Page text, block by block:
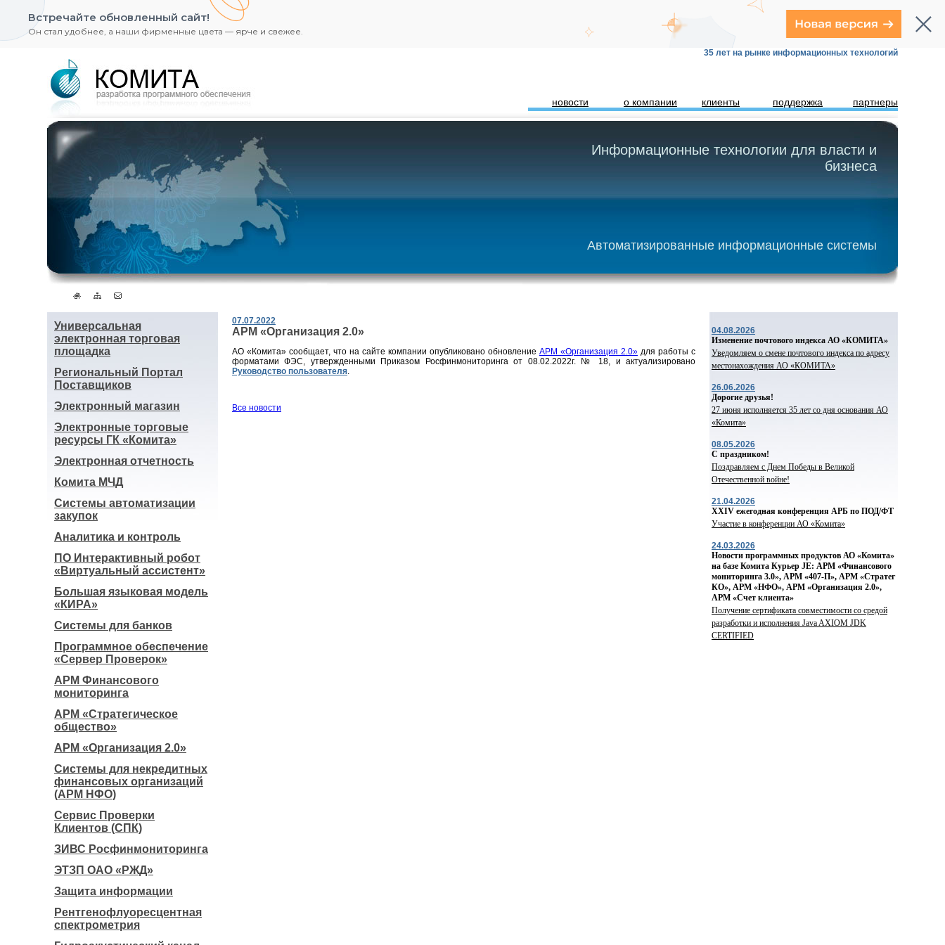
Встречайте обновленный сайт!
Он стал удобнее, а наши фирменные цвета — ярче и свежее.
35 лет на рынке информационных технологий
новости о компании клиенты поддержка партнеры
Информационные технологии для власти и
бизнеса
Автоматизированные информационные системы
Универсальная
электронная торговая
площадка
Региональный Портал
Поставщиков
Электронный магазин
Электронные торговые
ресурсы ГК «Комита»
Электронная отчетность
Комита МЧД
Системы автоматизации
закупок
Аналитика и контроль
ПО Интерактивный робот
«Виртуальный ассистент»
Большая языковая модель
«КИРА»
Системы для банков
Программное обеспечение
«Сервер Проверок»
АРМ Финансового
мониторинга
АРМ «Стратегическое
общество»
АРМ «Организация 2.0»
Системы для некредитных
финансовых организаций
(АРМ НФО)
Сервис Проверки
Клиентов (СПК)
ЗИВС Росфинмониторинга
ЭТЗП ОАО «РЖД»
Защита информации
Рентгенофлуоресцентная
спектрометрия
07.07.2022
АРМ «Организация 2.0»
АО «Комита» сообщает, что на сайте компании опубликовано обновление АРМ «Организация 2.0» для работы с
форматами ФЭС, утвержденными Приказом Росфинмониторинга от 08.02.2022г. № 18, и актуализировано
Руководство пользователя.
Все новости
04.08.2026
Изменение почтового индекса АО «КОМИТА»
Уведомляем о смене почтового индекса по адресу
местонахождения АО «КОМИТА»
26.06.2026
Дорогие друзья!
27 июня исполняется 35 лет со дня основания АО
«Комита»
08.05.2026
С праздником!
Поздравляем с Днем Победы в Великой
Отечественной войне!
21.04.2026
ХХIV ежегодная конференция АРБ по ПОД/ФТ
Участие в конференции АО «Комита»
24.03.2026
Новости программных продуктов АО «Комита»
на базе Комита Курьер JE: АРМ «Финансового
мониторинга 3.0», АРМ «407-П», АРМ «Стратег
КО», АРМ «НФО», АРМ «Организация 2.0»,
АРМ «Счет клиента»
Получение сертификата совместимости со средой
разработки и исполнения Java AXIOM JDK
CERTIFIED